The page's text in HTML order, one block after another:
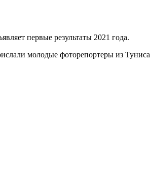
первые результаты 2021 года.
молодые фоторепортеры из